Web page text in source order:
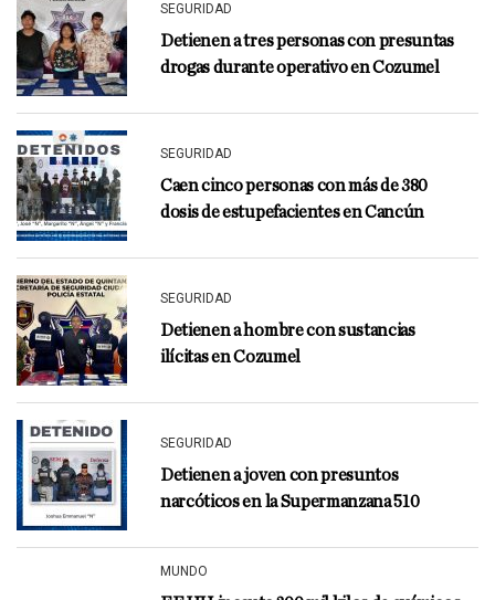
SEGURIDAD
Detienen a tres personas con presuntas
drogas durante operativo en Cozumel
SEGURIDAD
Caen cinco personas con más de 380
dosis de estupefacientes en Cancún
SEGURIDAD
Detienen a hombre con sustancias
ilícitas en Cozumel
SEGURIDAD
Detienen a joven con presuntos
narcóticos en la Supermanzana 510
MUNDO